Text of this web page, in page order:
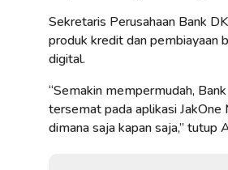
Sekretaris Perusahaan Bank
produk kredit dan pembiayaan
digital.
“Semakin mempermudah,
tersemat pada aplikasi
dimana saja kapan saja,” tutup